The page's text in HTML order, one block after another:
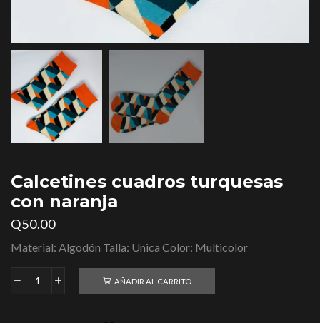
Calcetines cuadros turquesas
con naranja
Q50.00
Material: Algodón Talla: Unica Color: Multicolor
AÑADIR AL CARRITO